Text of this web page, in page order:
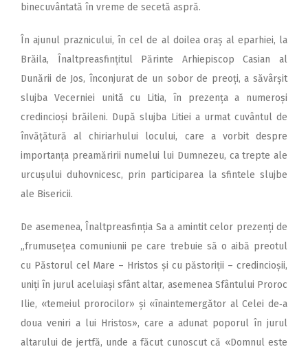
binecuvântată în vreme de secetă aspră.
În ajunul praznicului, în cel de al doilea oraș al eparhiei, la
Brăila, Înaltpreasfințitul Părinte Arhiepiscop Casian al
Dunării de Jos, înconjurat de un sobor de preoți, a săvârșit
slujba Vecerniei unită cu Litia, în prezența a numeroși
credincioși brăileni. După slujba Litiei a urmat cuvântul de
învățătură al chiriarhului locului, care a vorbit despre
importanța preamăririi numelui lui Dumnezeu, ca trepte ale
urcușului duhovnicesc, prin participarea la sfintele slujbe
ale Bisericii.
De asemenea, Înaltpreasfinția Sa a amintit celor prezenți de
„frumusețea comuniunii pe care trebuie să o aibă preotul
cu Păstorul cel Mare – Hristos și cu păstoriții – credincioșii,
uniți în jurul aceluiași sfânt altar, asemenea Sfântului Proroc
Ilie, «temeiul prorocilor» și «înaintemergător al Celei de‑a
doua veniri a lui Hristos», care a adunat poporul în jurul
altarului de jertfă, unde a făcut cunoscut că «Domnul este